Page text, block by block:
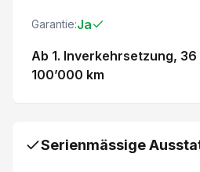
Garantie:Ja
Ab 1. Inverkehrsetzung, 36
100’000 km
Serienmässige